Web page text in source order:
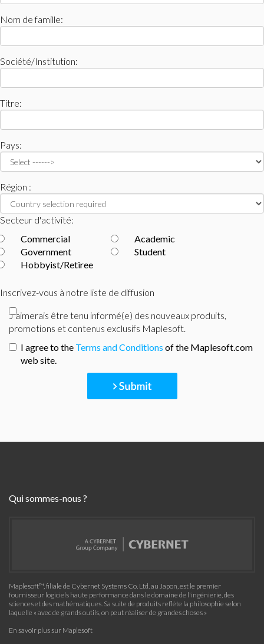
Nom de famille:
Société/Institution:
Titre:
Pays:
Région :
Secteur d'activité:
Commercial
Academic
Government
Student
Hobbyist/Retiree
Inscrivez-vous à notre liste de diffusion
J'aimerais être tenu informé(e) des nouveaux produits,
promotions et contenus exclusifs Maplesoft.
I agree to the Terms and Conditions of the Maplesoft.com
web site.
Qui sommes-nous ?
Maplesoft™, filiale de Cybernet Systems Co. Ltd. au Japon, est le premier
fournisseur logiciels haute performance dans le domaine de l'ingénierie, des
sciences et des mathématiques. Sa suite de produits reflète la philosophie selon
laquelle « avec de grands outils, on peut réaliser de grandes choses »
En savoir plus sur Maplesoft